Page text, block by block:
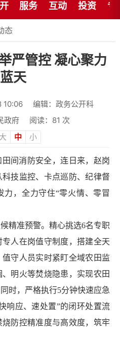
服务 互动 投资 专
态
严管控 凝心聚力
天
10:06
编辑：政务公开科
政府
阅读： 81 次
大 中 小
间消防安全，连日来，赵岗
技监控、卡点巡防、纪律督
力，全力守住“零火情、零冒
精准预警。精心挑选6名专职
人在岗值守制度，搭建全天
守人员实时紧盯全域农田监
明火等焚烧隐患，实现农田
时，严格执行5分钟快速应急
响应、速处置”的闭环处置流
防控精准度与高效度，筑牢